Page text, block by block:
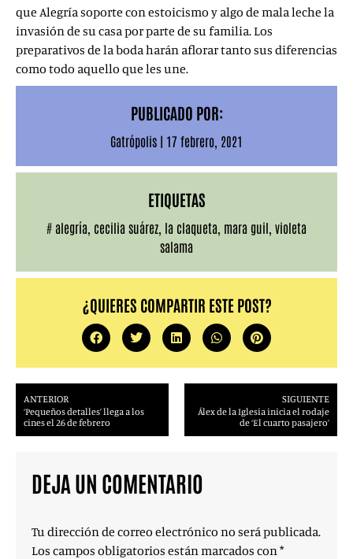
que Alegría soporte con estoicismo y algo de mala leche la
invasión de su casa por parte de su familia. Los
preparativos de la boda harán aflorar tanto sus diferencias
como todo aquello que les une.
PUBLICADO POR:
Gatrópolis | 17 febrero, 2021
ETIQUETAS
# alegría cecilia suárez la claqueta mara guil violeta
salama
¿QUIERES COMPARTIR ESTE POST?
ANTERIOR
‘Pequeños detalles’ llega a los
cines el 26 de febrero
SIGUIENTE
Álex de la Iglesia inicia el rodaje
de ‘El cuarto pasajero’
DEJA UN COMENTARIO
Tu dirección de correo electrónico no será publicada.
Los campos obligatorios están marcados con*